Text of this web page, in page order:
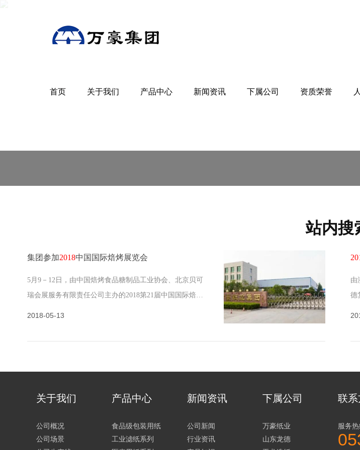
首页 关于我们 产品中心 新闻资讯 下属公司 资质荣誉
站内搜
集团参加2018中国国际焙烤展览会
5月9－12日，由中国焙烤食品糖制品工业协会、北京贝可
瑞会展服务有限责任公司主办的2018第21届中国国际焙烤
展会创始于1997年，每年5月在上海举办一届，是服务于焙
球烘焙行业领袖、…
2018-05-13
由
德
浙
长
关于我们
公司概况
公司场景
产品中心
食品级包装用纸
工业滤纸系列
新闻资讯
公司新闻
行业资讯
下属公司
万豪纸业
山东龙德
联
服务热